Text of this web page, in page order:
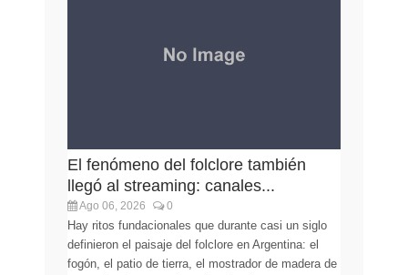
El fenómeno del folclore también
llegó al streaming: canales...
Ago 06, 2026 0
Hay ritos fundacionales que durante casi un siglo
definieron el paisaje del folclore en Argentina: el
fogón, el patio de tierra, el mostrador de madera de